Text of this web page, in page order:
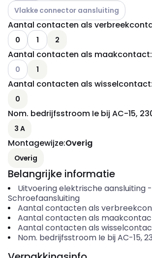
Andere varianten (Huidige combinatie niet
Vlakke connector aansluiting
Aantal contacten als
0 1 2
Aantal contacten als maakcontact:
Andere varianten (Huidige combinatie niet
0 1
Aantal contacten als wisselcontact:
0
Nom. bedrijfsstroom Ie bij AC-15,
3 A
Montagewijze:Overig
Overig
Belangrijke informatie
Uitvoering elektrische aansluiting-
Schroefaansluiting
Aantal contacten als
Aantal contacten als
Aantal contacten als
Nom. bedrijfsstroom Ie bij AC-15,